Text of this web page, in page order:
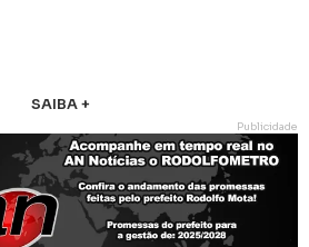
SAIBA +
Publicidade